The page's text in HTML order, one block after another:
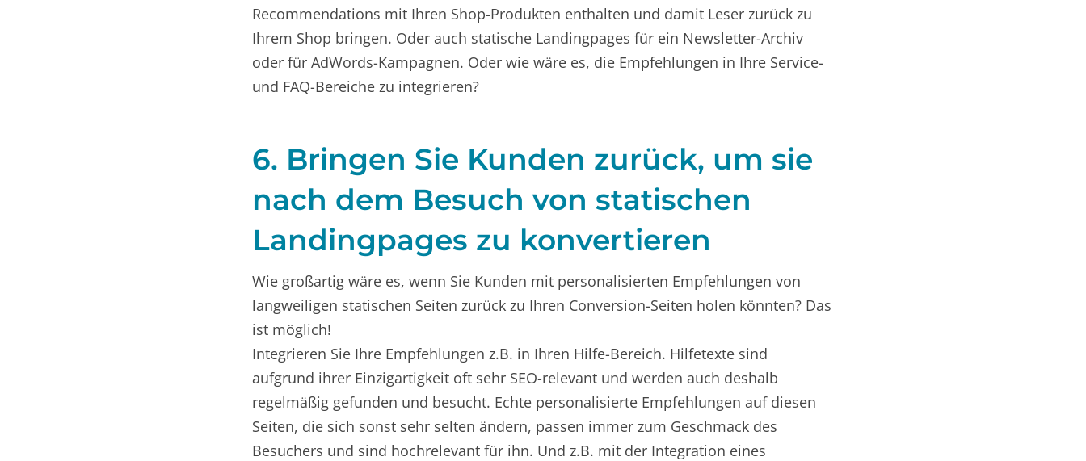
Recommendations mit Ihren Shop-Produkten enthalten und damit Leser zurück zu
Ihrem Shop bringen. Oder auch statische Landingpages für ein Newsletter-Archiv
oder für AdWords-Kampagnen. Oder wie wäre es, die Empfehlungen in Ihre Service-
und FAQ-Bereiche zu integrieren?
6. Bringen Sie Kunden zurück, um sie
nach dem Besuch von statischen
Landingpages zu konvertieren
Wie großartig wäre es, wenn Sie Kunden mit personalisierten Empfehlungen von
langweiligen statischen Seiten zurück zu Ihren Conversion-Seiten holen könnten? Das
ist möglich!
Integrieren Sie Ihre Empfehlungen z.B. in Ihren Hilfe-Bereich. Hilfetexte sind
aufgrund ihrer Einzigartigkeit oft sehr SEO-relevant und werden auch deshalb
regelmäßig gefunden und besucht. Echte personalisierte Empfehlungen auf diesen
Seiten, die sich sonst sehr selten ändern, passen immer zum Geschmack des
Besuchers und sind hochrelevant für ihn. Und z.B. mit der Integration eines